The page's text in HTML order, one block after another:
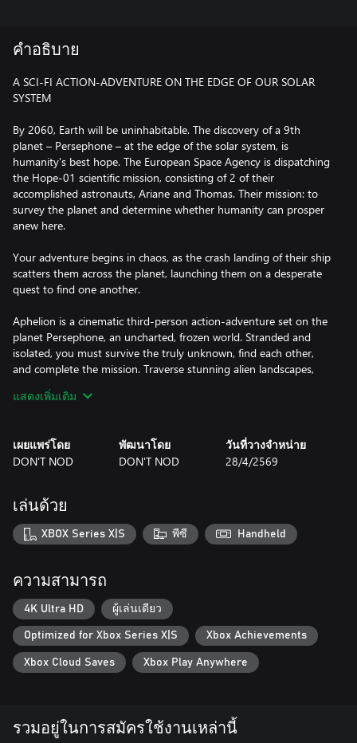
คำอธิบาย
A SCI-FI ACTION-ADVENTURE ON THE EDGE OF OUR SOLAR
SYSTEM
By 2060, Earth will be uninhabitable. The discovery of a 9th
planet – Persephone – at the edge of the solar system, is
humanity's best hope. The European Space Agency is dispatching
the Hope-01 scientific mission, consisting of 2 of their
accomplished astronauts, Ariane and Thomas. Their mission: to
survey the planet and determine whether humanity can prosper
anew here.
Your adventure begins in chaos, as the crash landing of their ship
scatters them across the planet, launching them on a desperate
quest to find one another.
Aphelion is a cinematic third-person action-adventure set on the
planet Persephone, an uncharted, frozen world. Stranded and
isolated, you must survive the truly unknown, find each other,
and complete the mission. Traverse stunning alien landscapes,
beneath the ice.
Explore the surreal beauty of Persephone, a vast frozen world
Armed only with your explorational tools – pathfinder, oxygen
tank, grappling hook, and more – you must face the unknown,
traverse treacherous terrain, and gather clues about the strange,
Pathfinder tool helps her find the way through the shifting
expanse. She faces desperate swings over dark chasms and tricky
climbs up melting ice – risking her life with every step. Thomas,
injured in the crash, must rely on ingenuity and observation,
piecing together what surrounds him to survive. As both
crash of their ship.
แสดงเพิ่มเติม
เผยแพร่โดย
DON'T NOD
พัฒนาโดย
DON'T NOD
วันที่วางจำหน่าย
28/4/2569
เล่นด้วย
XBOX Series X|S พีซี Handheld
ความสามารถ
4K Ultra HD ผู้เล่นเดียว
Optimized for Xbox Series X|S Xbox Achievements
Xbox Cloud Saves Xbox Play Anywhere
รวมอยู่ในการสมัครใช้งานเหล่านี้